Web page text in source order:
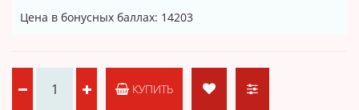
Цена в бонусных баллах: 14203
КУПИТЬ